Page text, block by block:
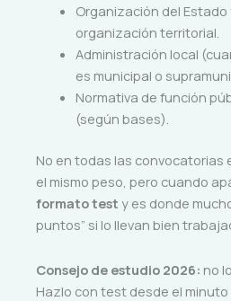
Organización del Estado
organización territorial.
Administración local
es municipal o
Normativa de función
(según bases).
No en todas las convocatorias
el mismo peso, pero cuando
formato test y es donde
puntos” si lo llevan bien
Consejo de estudio 2026: no
Hazlo con test desde el